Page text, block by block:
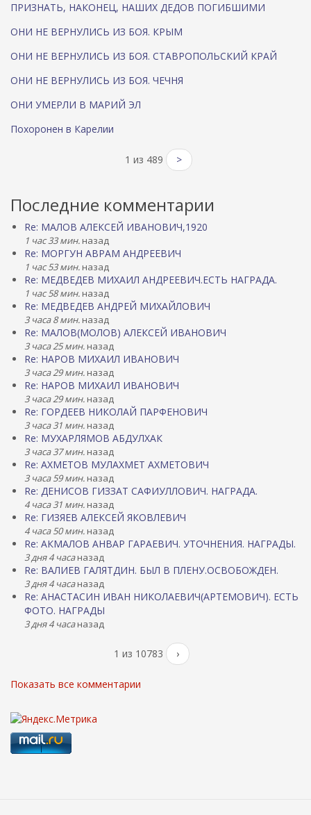
ПРИЗНАТЬ, НАКОНЕЦ, НАШИХ ДЕДОВ ПОГИБШИМИ
ОНИ НЕ ВЕРНУЛИСЬ ИЗ БОЯ. КРЫМ
ОНИ НЕ ВЕРНУЛИСЬ ИЗ БОЯ. СТАВРОПОЛЬСКИЙ КРАЙ
ОНИ НЕ ВЕРНУЛИСЬ ИЗ БОЯ. ЧЕЧНЯ
ОНИ УМЕРЛИ В МАРИЙ ЭЛ
Похоронен в Карелии
1 из 489 >
Последние комментарии
Re: МАЛОВ АЛЕКСЕЙ ИВАНОВИЧ,1920
1 час 33 мин. назад
Re: МОРГУН АВРАМ АНДРЕЕВИЧ
1 час 53 мин. назад
Re: МЕДВЕДЕВ МИХАИЛ АНДРЕЕВИЧ.ЕСТЬ НАГРАДА.
1 час 58 мин. назад
Re: МЕДВЕДЕВ АНДРЕЙ МИХАЙЛОВИЧ
3 часа 8 мин. назад
Re: МАЛОВ(МОЛОВ) АЛЕКСЕЙ ИВАНОВИЧ
3 часа 25 мин. назад
Re: НАРОВ МИХАИЛ ИВАНОВИЧ
3 часа 29 мин. назад
Re: НАРОВ МИХАИЛ ИВАНОВИЧ
3 часа 29 мин. назад
Re: ГОРДЕЕВ НИКОЛАЙ ПАРФЕНОВИЧ
3 часа 31 мин. назад
Re: МУХАРЛЯМОВ АБДУЛХАК
3 часа 37 мин. назад
Re: АХМЕТОВ МУЛАХМЕТ АХМЕТОВИЧ
3 часа 59 мин. назад
Re: ДЕНИСОВ ГИЗЗАТ САФИУЛЛОВИЧ. НАГРАДА.
4 часа 31 мин. назад
Re: ГИЗЯЕВ АЛЕКСЕЙ ЯКОВЛЕВИЧ
4 часа 50 мин. назад
Re: АКМАЛОВ АНВАР ГАРАЕВИЧ. УТОЧНЕНИЯ. НАГРАДЫ.
3 дня 4 часаназад
Re: ВАЛИЕВ ГАЛЯТДИН. БЫЛ В ПЛЕНУ.ОСВОБОЖДЕН.
3 дня 4 часаназад
Re: АНАСТАСИН ИВАН НИКОЛАЕВИЧ(АРТЕМОВИЧ). ЕСТЬ
ФОТО. НАГРАДЫ
3 дня 4 часаназад
1 из 10783 ›
Показать все комментарии